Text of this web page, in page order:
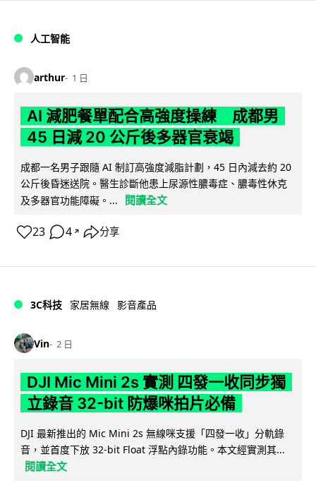
人工智能
arthur 1 日
AI 減肥餐單配合高強度操練 成都男
45 日減 20 公斤後多器官衰竭
成都一名男子跟隨 AI 制訂高強度減脂計劃，45 日內減去約 20
公斤後昏迷送院。醫生診斷他患上尿源性膿毒症、膿毒性休克
及多器官功能障礙。...
閱讀全文
23 4 ↗ 分享
3C科技 家居無線 影音產品
Vin 2 日
DJI Mic Mini 2s 實測 四發一收同步獨
立錄音 32-bit 防爆咪拍片必備
DJI 最新推出的 Mic Mini 2s 無線咪支援「四發一收」分軌錄
音，並首度下放 32-bit Float 浮點內錄功能。本文經實測其...
閱讀全文